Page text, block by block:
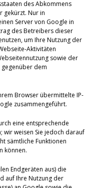
des Abkommens
gekürzt. Nur in
Server von Google in
des Betreibers dieser
um Ihre Nutzung der
Aktivitäten
sowie der
dem
Browser übermittelte IP-
zusammengeführt.
eine entsprechende
wir weisen Sie jedoch darauf
sämtliche Funktionen
können.
Endgeräten aus) die
auf Ihre Nutzung der